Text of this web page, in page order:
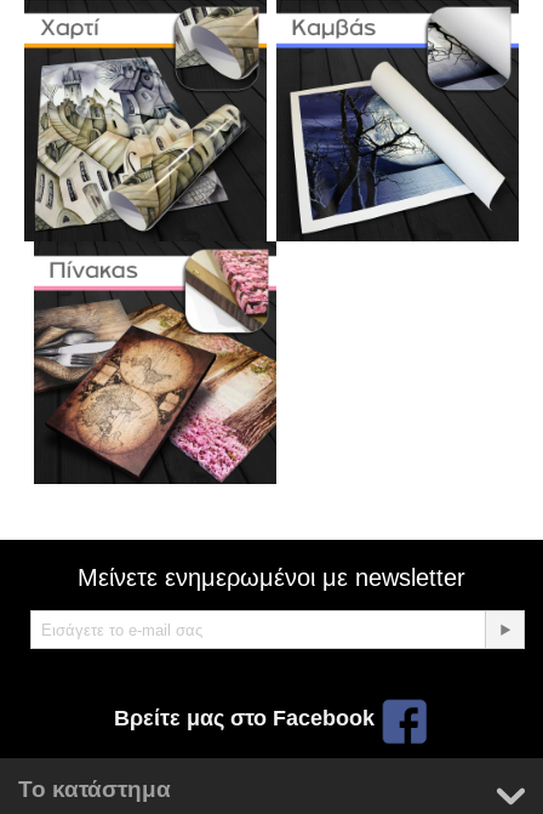
Μείνετε ενημερωμένοι με newsletter
Βρείτε μας στο Facebook
Το κατάστημα